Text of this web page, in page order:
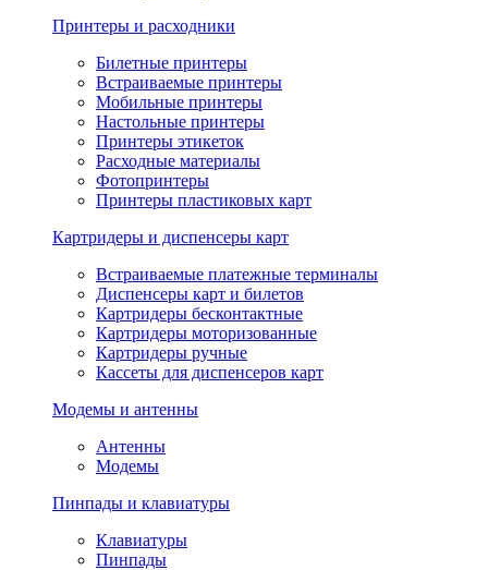
Принтеры и расходники
Билетные принтеры
Встраиваемые принтеры
Мобильные принтеры
Настольные принтеры
Принтеры этикеток
Расходные материалы
Фотопринтеры
Принтеры пластиковых карт
Картридеры и диспенсеры карт
Встраиваемые платежные терминалы
Диспенсеры карт и билетов
Картридеры бесконтактные
Картридеры моторизованные
Картридеры ручные
Кассеты для диспенсеров карт
Модемы и антенны
Антенны
Модемы
Пинпады и клавиатуры
Клавиатуры
Пинпады